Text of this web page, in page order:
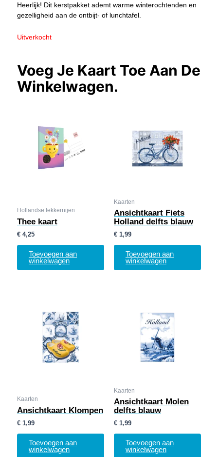
Heerlijk! Dit kerstpakket ademt warme winterochtenden en
gezelligheid aan de ontbijt- of lunchtafel.
Uitverkocht
Voeg Je Kaart Toe Aan De
Winkelwagen.
Hollandse lekkernijen
Thee kaart
€ 4,25
Toevoegen aan
winkelwagen
Kaarten
Ansichtkaart Fiets
Holland delfts blauw
€ 1,99
Toevoegen aan
winkelwagen
Kaarten
Ansichtkaart Klompen
€ 1,99
Toevoegen aan
winkelwagen
Kaarten
Ansichtkaart Molen
delfts blauw
€ 1,99
Toevoegen aan
winkelwagen